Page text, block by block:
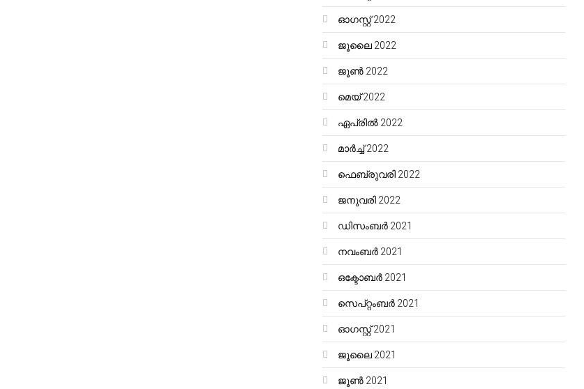
ഓഗസ്റ്റ്‌ 2022
ജൂലൈ 2022
ജൂൺ 2022
മെയ്‌ 2022
ഏപ്രിൽ 2022
മാർച്ച്‌ 2022
ഫെബ്രുവരി 2022
ജനുവരി 2022
ഡിസംബർ 2021
നവംബർ 2021
ഒക്ടോബർ 2021
സെപ്റ്റംബർ 2021
ഓഗസ്റ്റ്‌ 2021
ജൂലൈ 2021
ജൂൺ 2021